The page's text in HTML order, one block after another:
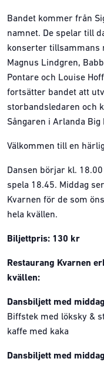
Bandet kommer från
namnet. De spelar till
konserter tillsammans
Magnus Lindgren,
Pontare och Louise
fortsätter bandet att
storbandsledaren och
Sångaren i Arlanda
Välkommen till en
Dansen börjar kl.
spela 18.45. Middag
Kvarnen för de som
hela kvällen.
Biljettpris: 130 kr
Restaurang Kvarnen
kvällen:
Dansbiljett med
Biffstek med löksky &
kaffe med kaka
Dansbiljett med